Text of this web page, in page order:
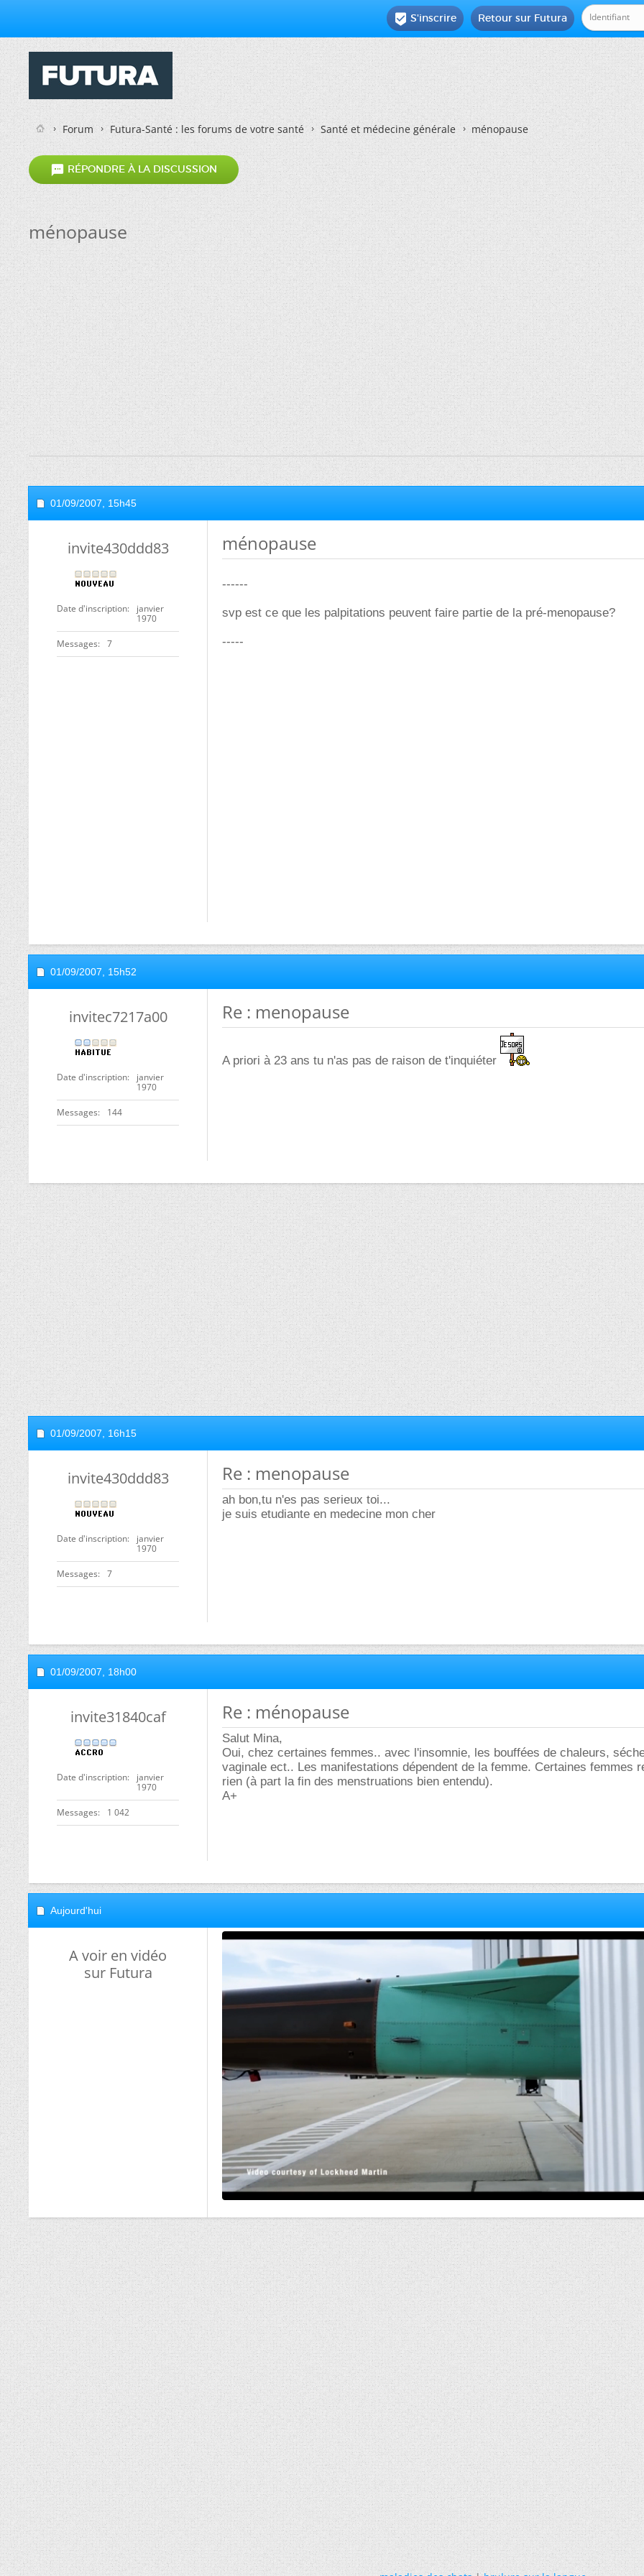
Retour sur Futura
 S'inscrire
Forum Futura-Santé : les forums de votre santé Santé et médecine générale ménopause
 RÉPONDRE À LA DISCUSSION
ménopause
01/09/2007, 15h45
invite430ddd83
Date d'inscription
janvier
1970
Messages 7
ménopause
------
svp est ce que les palpitations peuvent faire partie de la pré-menopause?
-----
01/09/2007, 15h52
invitec7217a00
Date d'inscription
janvier
1970
Messages 144
Re : menopause
A priori à 23 ans tu n'as pas de raison de t'inquiéter
01/09/2007, 16h15
invite430ddd83
Date d'inscription
janvier
1970
Messages 7
Re : menopause
ah bon,tu n'es pas serieux toi...
je suis etudiante en medecine mon cher
01/09/2007, 18h00
invite31840caf
Date d'inscription
janvier
1970
Messages 1 042
Re : ménopause
Salut Mina,
Oui, chez certaines femmes.. avec l'insomnie, les bouffées de chaleurs,
vaginale ect.. Les manifestations dépendent de la femme. Certaines femmes
rien (à part la fin des menstruations bien entendu).
A+
Aujourd'hui
A voir en vidéo
sur Futura